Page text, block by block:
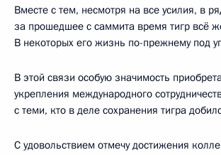
Вместе с тем, несмотря на все усилия, в
за прошедшее с саммита время тигр всё
В некоторых его жизнь по-прежнему под
В этой связи особую значимость
укрепления международного
с теми, кто в деле сохранения тигра
С удовольствием отмечу достижения